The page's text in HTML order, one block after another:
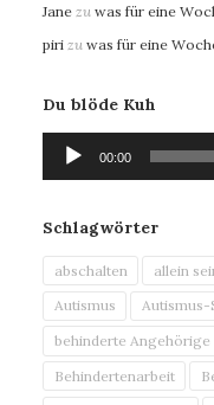
Jane zu was für eine
piri zu was für eine
Du blöde Kuh
Audio-
Player
00:00
Schlagwörter
abschalten allein
Autismus
Autismus-
behinderte Angehörige
Behindertenarbeit